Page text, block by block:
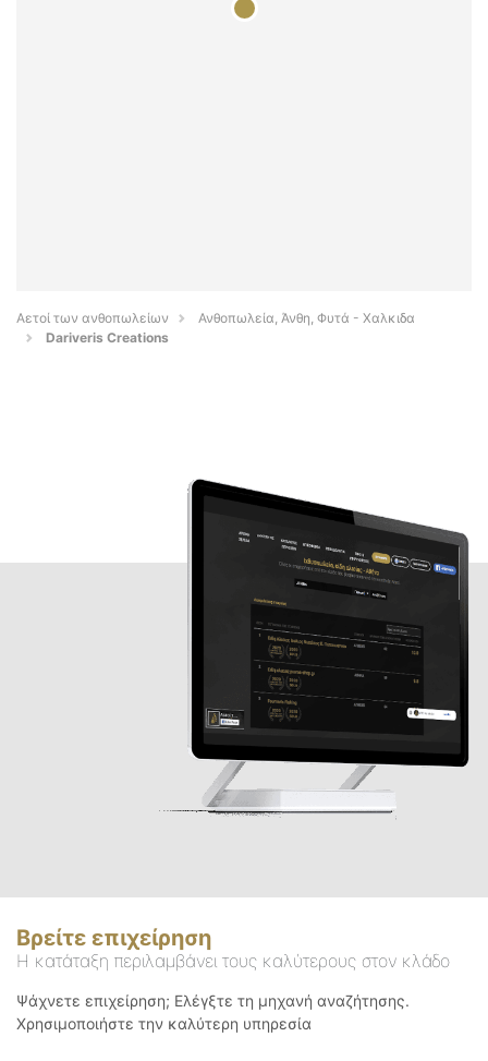
Αετοί των ανθοπωλείων
Ανθοπωλεία, Άνθη, Φυτά - Χαλκιδα
Dariveris Creations
Βρείτε επιχείρηση
Η κατάταξη περιλαμβάνει τους καλύτερους στον κλάδο
Ψάχνετε επιχείρηση; Ελέγξτε τη μηχανή αναζήτησης.
Χρησιμοποιήστε την καλύτερη υπηρεσία